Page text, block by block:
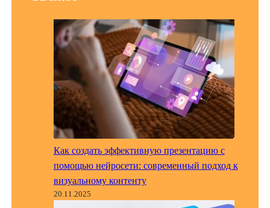
Как создать эффективную презентацию с
помощью нейросети: современный подход к
визуальному контенту
20.11.2025